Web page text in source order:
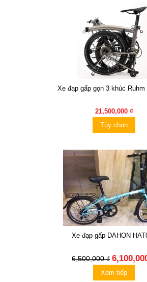
Xe đạp gấp gọn 3 khúc Ruhm
21,500,000 ₫
Tùy chọn
Xe đạp gấp DAHON
6,500,000 ₫
Xem tiếp